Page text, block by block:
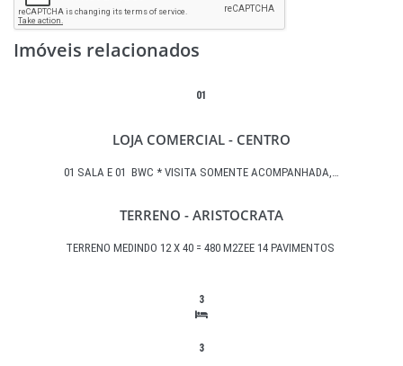
Imóveis relacionados
01
LOJA COMERCIAL - CENTRO
01 SALA E 01 BWC * VISITA SOMENTE ACOMPANHADA,…
TERRENO - ARISTOCRATA
TERRENO MEDINDO 12 X 40 = 480 M2ZEE 14 PAVIMENTOS
3
3